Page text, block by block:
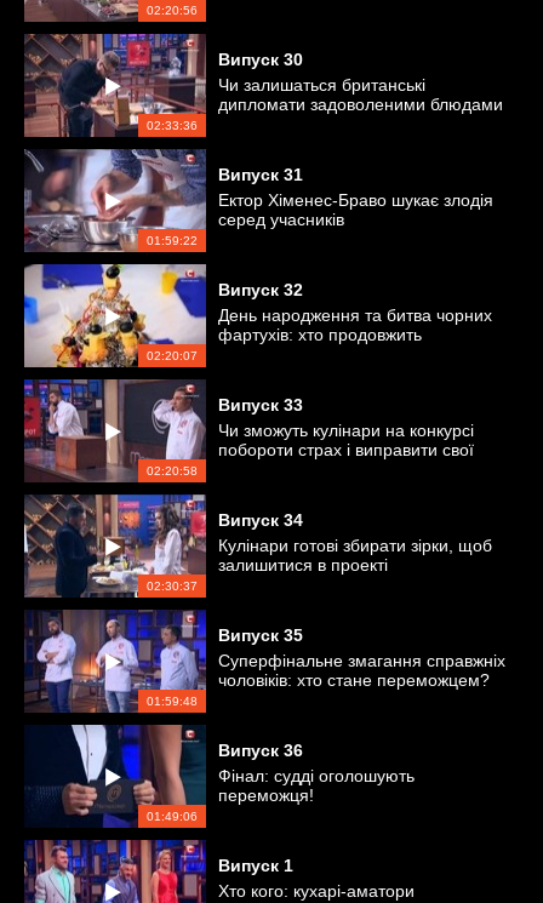
02:20:56
02:33:36
Випуск 30
Чи залишаться британські
дипломати задоволеними блюдами
01:59:22
Випуск 31
Ектор Хіменес-Браво шукає злодія
серед учасників
02:20:07
Випуск 32
День народження та битва чорних
фартухів: хто продовжить
02:20:58
Випуск 33
Чи зможуть кулінари на конкурсі
побороти страх і виправити свої
02:30:37
Випуск 34
Кулінари готові збирати зірки, щоб
залишитися в проекті
01:59:48
Випуск 35
Суперфінальне змагання справжніх
чоловіків: хто стане переможцем?
01:49:06
Випуск 36
Фінал: судді оголошують
переможця!
Випуск 1
Хто кого: кухарі-аматори